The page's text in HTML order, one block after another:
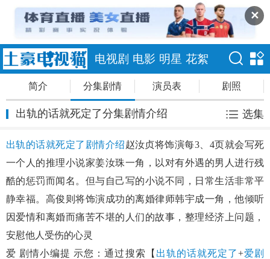
✕
电视剧 电影 明星 花絮
简介 分集剧情 演员表 剧照
出轨的话就死定了分集剧情介绍 选集
出轨的话就死定了剧情介绍赵汝贞将饰演每3、4页就会写死
一个人的推理小说家姜汝珠一角，以对有外遇的男人进行残
酷的惩罚而闻名。但与自己写的小说不同，日常生活非常平
静幸福。高俊则将饰演成功的离婚律师韩宇成一角，他倾听
因爱情和离婚而痛苦不堪的人们的故事，整理经济上问题，
安慰他人受伤的心灵
爱 剧情小编提 示您：通过搜索【 出轨的话就死定了+爱剧